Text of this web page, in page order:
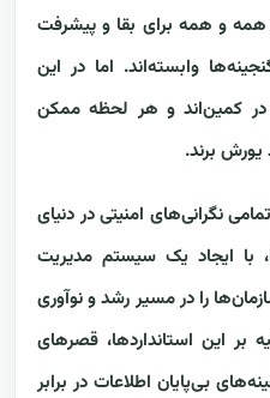
و همه برای بقا و پیشرفت
وابسته‌اند. اما در این
در کمین‌اند و هر لحظه ممکن
برند.
به تمامی نگرانی‌های امنیتی در دنیای
با ایجاد یک سیستم مدیریت
را در مسیر رشد و نوآوری
بر این استانداردها، قصرهای
بی‌پایان اطلاعات در برابر